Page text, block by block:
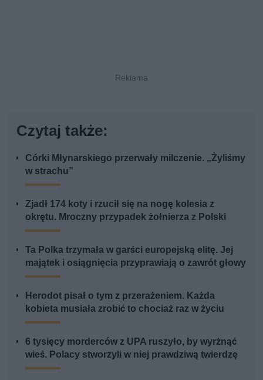
Czytaj także:
Córki Młynarskiego przerwały milczenie. „Żyliśmy
w strachu”
Zjadł 174 koty i rzucił się na nogę kolesia z
okrętu. Mroczny przypadek żołnierza z Polski
Ta Polka trzymała w garści europejską elitę. Jej
majątek i osiągnięcia przyprawiają o zawrót głowy
Herodot pisał o tym z przerażeniem. Każda
kobieta musiała zrobić to chociaż raz w życiu
6 tysięcy morderców z UPA ruszyło, by wyrżnąć
wieś. Polacy stworzyli w niej prawdziwą twierdzę